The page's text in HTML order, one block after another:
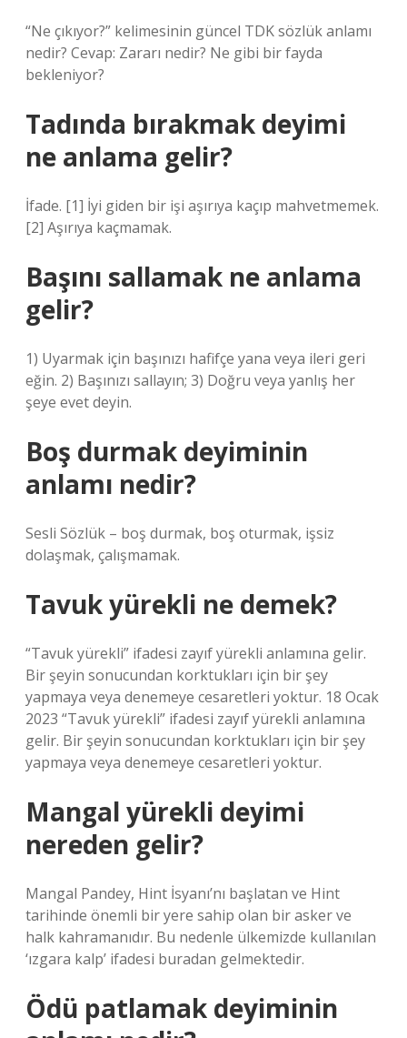
“Ne çıkıyor?” kelimesinin güncel TDK sözlük anlamı
nedir? Cevap: Zararı nedir? Ne gibi bir fayda
bekleniyor?
Tadında bırakmak deyimi
ne anlama gelir?
İfade. [1] İyi giden bir işi aşırıya kaçıp mahvetmemek.
[2] Aşırıya kaçmamak.
Başını sallamak ne anlama
gelir?
1) Uyarmak için başınızı hafifçe yana veya ileri geri
eğin. 2) Başınızı sallayın; 3) Doğru veya yanlış her
şeye evet deyin.
Boş durmak deyiminin
anlamı nedir?
Sesli Sözlük – boş durmak, boş oturmak, işsiz
dolaşmak, çalışmamak.
Tavuk yürekli ne demek?
“Tavuk yürekli” ifadesi zayıf yürekli anlamına gelir.
Bir şeyin sonucundan korktukları için bir şey
yapmaya veya denemeye cesaretleri yoktur. 18 Ocak
2023 “Tavuk yürekli” ifadesi zayıf yürekli anlamına
gelir. Bir şeyin sonucundan korktukları için bir şey
yapmaya veya denemeye cesaretleri yoktur.
Mangal yürekli deyimi
nereden gelir?
Mangal Pandey, Hint İsyanı’nı başlatan ve Hint
tarihinde önemli bir yere sahip olan bir asker ve
halk kahramanıdır. Bu nedenle ülkemizde kullanılan
‘ızgara kalp’ ifadesi buradan gelmektedir.
Ödü patlamak deyiminin